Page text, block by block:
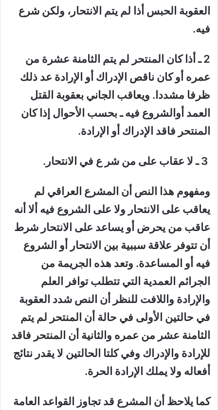
العقوبة الحبس أذا لم يتم الانتحار، ولكن شرع
فيه.
2 ـ أذا كان المنتحر لم يتم الثامنة عشرة من
عمره أو كان ناقص الإدراك أو الإرادة عد ذلك
ظرفا مشددا. ويعاقب الجاني بعقوبة القتل
العمد أوالشروع فيه ـ بحسب الأحوال إذا كان
المنتحر فاقد الإدراك أو الإرادة.
ومفهوم هذا النص أن المشرع العراقي لم
يعاقب على الانتحار ولا على الشروع فيه ألا أنه
عاقب من يحرض أو يساعد على الانتحار شرط
أن تتوفر علاقة سببية بين الانتحار أو الشروع
فيه أو المساعدة. وتعد هذه الجريمة من
الجرائم العمدية التي تتطلب توافر العلم
والإرادة واللافت للنظر أن النص شدد العقوبة
في حالتين الأولى في حالة أن المنتحر لم يتم
الثامنة عشر من عمره والثانية أن المنتحر فاقد
للإرادة والإدراك وفي كلتا الحالتين لا يقدر نتائج
أفعاله ولا يملك الإرادة الحرة.
كما يلاحظ أن المشرع قد تجاوز القواعد العامة